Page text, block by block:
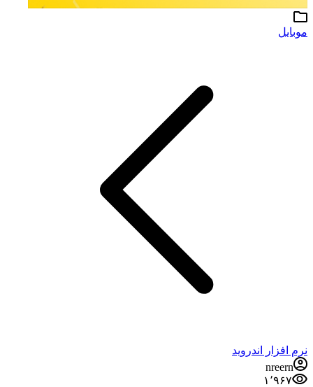
موبایل
نرم افزار اندروید
nreern
۱٬۹۶۷